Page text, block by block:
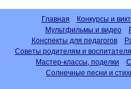
Главная Конкурсы и
Мультфильмы и видео
Конспекты для педагогов
Советы родителям и
Мастер-классы, поделки
Солнечные песни и